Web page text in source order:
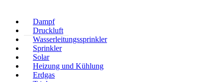
Dampf
Druckluft
Wasserleitungssprinkler
Sprinkler
Solar
Heizung und Kühlung
Erdgas